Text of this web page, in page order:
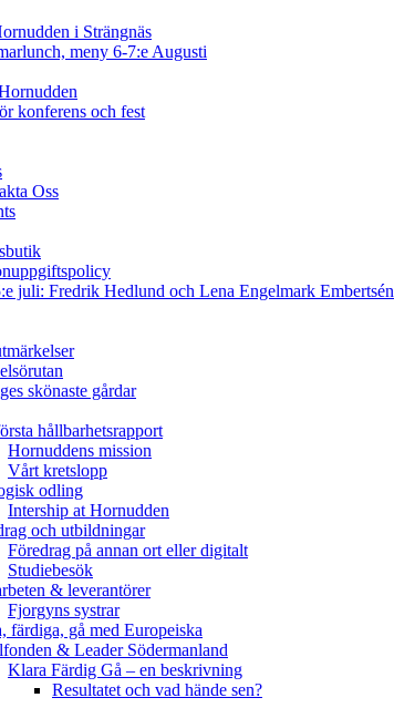
i Strängnäs
meny 6-7:e Augusti
konferens och fest
Oss
juli: Fredrik Hedlund och Lena Engelmark Embertsén
skönaste gårdar
hållbarhetsrapport
Hornuddens mission
Vårt kretslopp
odling
Intership at Hornudden
och utbildningar
Föredrag på annan ort eller digitalt
Studiebesök
& leverantörer
Fjorgyns systrar
färdiga, gå med Europeiska
& Leader Södermanland
Klara Färdig Gå – en beskrivning
Resultatet och vad hände sen?